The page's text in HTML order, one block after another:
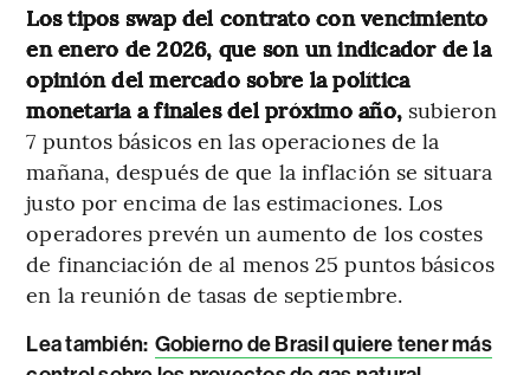
Los tipos swap del contrato con vencimiento
en enero de 2026, que son un indicador de la
opinión del mercado sobre la política
monetaria a finales del próximo año, subieron
7 puntos básicos en las operaciones de la
mañana, después de que la inflación se situara
justo por encima de las estimaciones. Los
operadores prevén un aumento de los costes
de financiación de al menos 25 puntos básicos
en la reunión de tasas de septiembre.
Lea también: Gobierno de Brasil quiere tener más